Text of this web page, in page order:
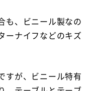
も、ビニール製なの
ーナイフなどのキズ
すが、ビニール特有